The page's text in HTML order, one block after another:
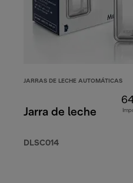
JARRAS DE LECHE AUTOMÁTICAS
Jarra de leche
DLSC014